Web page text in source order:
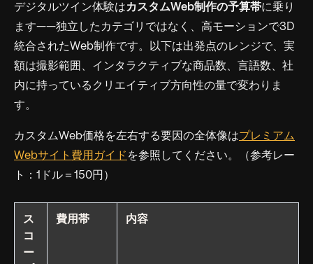
デジタルツイン体験はカスタムWeb制作の予算帯に乗り
ます——独立したカテゴリではなく、高モーションで3D
統合されたWeb制作です。以下は出発点のレンジで、実
額は撮影範囲、インタラクティブな商品数、言語数、社
内に持っているクリエイティブ方向性の量で変わりま
す。
カスタムWeb価格を左右する要因の全体像はプレミアム
Webサイト費用ガイド を参照してください。（参考レー
ト：1ドル＝150円）
ス
コ
ー
費用帯 内容